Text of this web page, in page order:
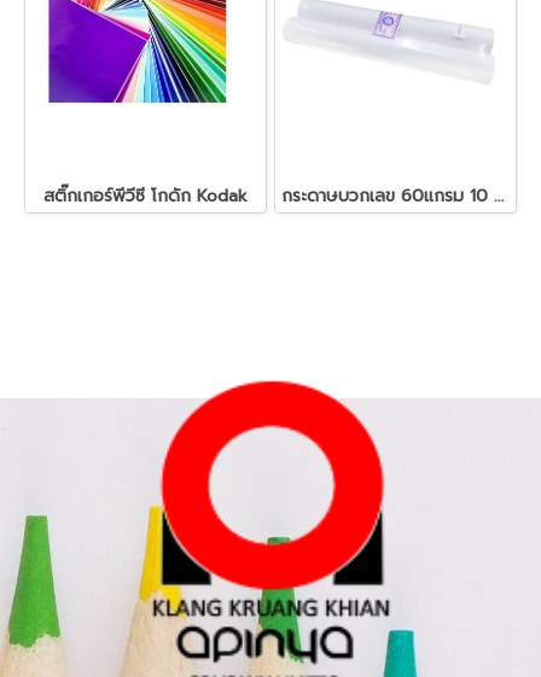
สติ๊กเกอร์พีวีซี โกดัก Kodak กระดาษบวกเลข 60แกรม 10 ม้วน/cแพ็ค ซากุระ 3 นิ้ว